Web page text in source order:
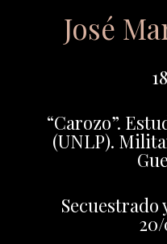
José
“Carozo”.
(UNLP).
Secuestrado